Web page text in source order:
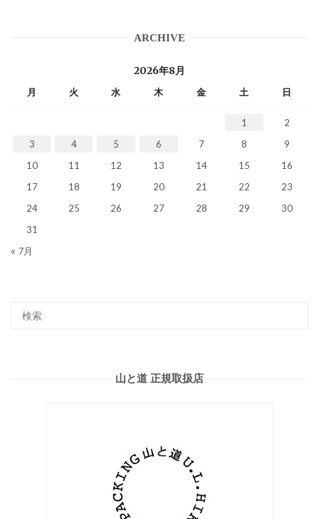
ARCHIVE
2026年8月
月 火 水 木 金 土 日
1
2
3
4 5 6 7 8
9
10
11 12 13 14 15
16
17
18 19 20 21 22
23
24
25 26 27 28 29
30
31
« 7月
山と道 正規取扱店